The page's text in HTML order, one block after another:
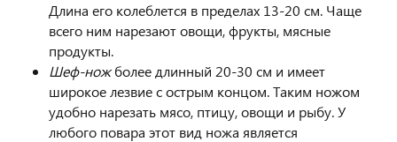
Длина его колеблется в пределах 13-20 см. Чаще
всего ним нарезают овощи, фрукты, мясные
продукты.
Шеф-ножболее длинный 20-30 см и имеет
широкое лезвие с острым концом. Таким ножом
удобно нарезать мясо, птицу, овощи и рыбу. У
любого повара этот вид ножа является